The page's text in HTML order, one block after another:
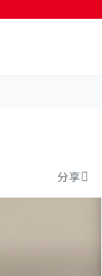
分享